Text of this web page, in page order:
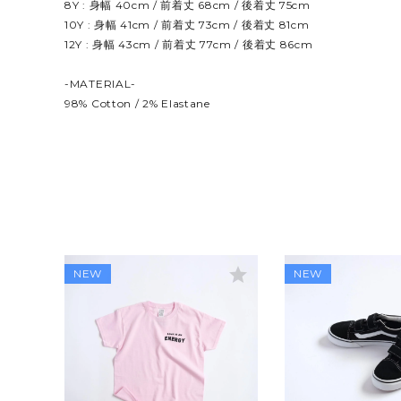
8Y : 身幅 40cm / 前着丈 68cm / 後着丈 75cm
10Y : 身幅 41cm / 前着丈 73cm / 後着丈 81cm
12Y : 身幅 43cm / 前着丈 77cm / 後着丈 86cm
-MATERIAL-
98% Cotton / 2% Elastane
NEW star NEW